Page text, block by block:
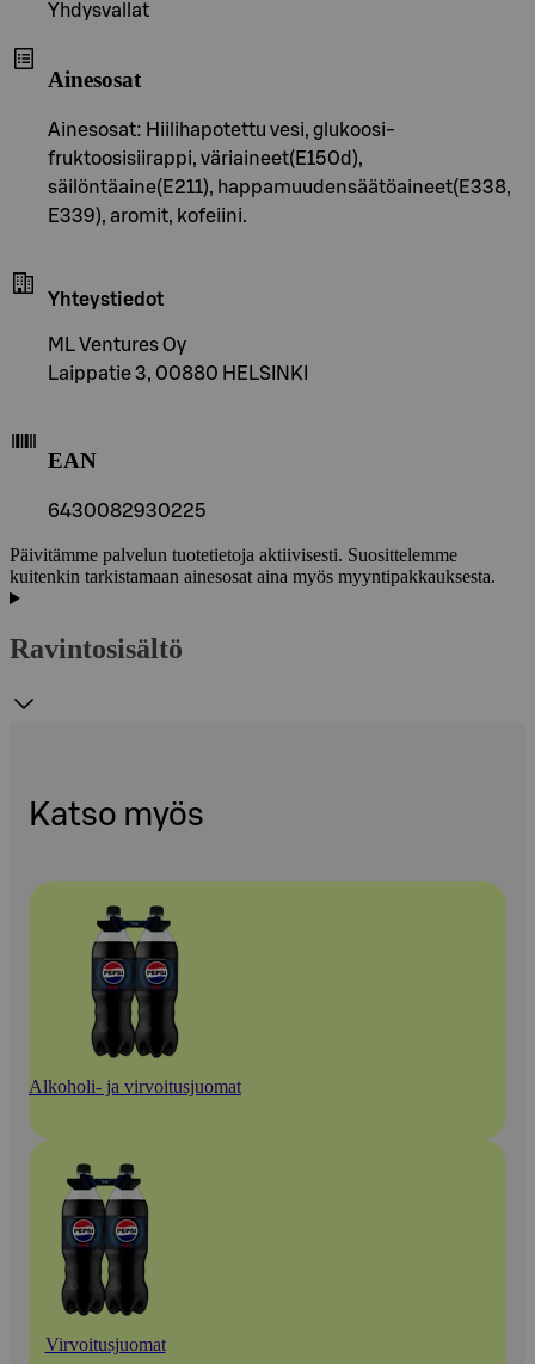
Yhdysvallat
Ainesosat
Ainesosat: Hiilihapotettu vesi, glukoosi-
fruktoosisiirappi, väriaineet(E150d),
säilöntäaine(E211), happamuudensäätöaineet(E338,
E339), aromit, kofeiini.
Yhteystiedot
ML Ventures Oy
Laippatie 3, 00880 HELSINKI
EAN
6430082930225
Päivitämme palvelun tuotetietoja aktiivisesti. Suosittelemme
kuitenkin tarkistamaan ainesosat aina myös myyntipakkauksesta.
Ravintosisältö
Katso myös
Alkoholi- ja virvoitusjuomat
Virvoitusjuomat